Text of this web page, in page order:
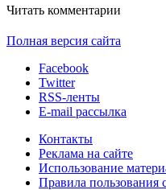
Читать комментарии
Полная версия сайта
Facebook
Twitter
RSS-ленты
E-mail рассылка
Контакты
Реклама на сайте
Использование
Правила пользования